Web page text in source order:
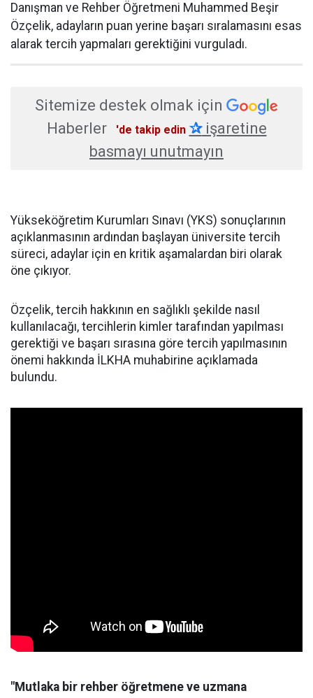
Danışman ve Rehber Öğretmeni Muhammed Beşir
Özçelik, adayların puan yerine başarı sıralamasını esas
alarak tercih yapmaları gerektiğini vurguladı.
Sitemize destek olmak için
Haberler
'de takip edin ✰işaretine
basmayı unutmayın
Yükseköğretim Kurumları Sınavı (YKS) sonuçlarının
açıklanmasının ardından başlayan üniversite tercih
süreci, adaylar için en kritik aşamalardan biri olarak
öne çıkıyor.
Özçelik, tercih hakkının en sağlıklı şekilde nasıl
kullanılacağı, tercihlerin kimler tarafından yapılması
gerektiği ve başarı sırasına göre tercih yapılmasının
önemi hakkında İLKHA muhabirine açıklamada
bulundu.
"Mutlaka bir rehber öğretmene ve uzmana